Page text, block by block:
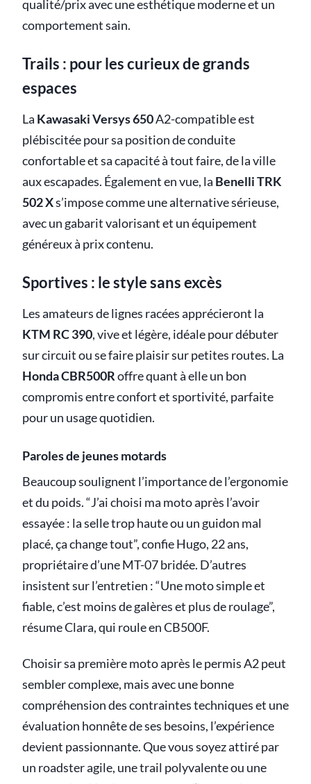
qualité/prix avec une esthétique moderne et un
comportement sain.
Trails : pour les curieux de grands
espaces
La Kawasaki Versys 650A2-compatible est
plébiscitée pour sa position de conduite
confortable et sa capacité à tout faire, de la ville
aux escapades. Également en vue, la Benelli TRK
502 Xs’impose comme une alternative sérieuse,
avec un gabarit valorisant et un équipement
généreux à prix contenu.
Sportives : le style sans excès
Les amateurs de lignes racées apprécieront la
KTM RC 390, vive et légère, idéale pour débuter
sur circuit ou se faire plaisir sur petites routes. La
Honda CBR500Roffre quant à elle un bon
compromis entre confort et sportivité, parfaite
pour un usage quotidien.
Paroles de jeunes motards
Beaucoup soulignent l’importance de l’ergonomie
et du poids. “J’ai choisi ma moto après l’avoir
essayée : la selle trop haute ou un guidon mal
placé, ça change tout”, confie Hugo, 22 ans,
propriétaire d’une MT-07 bridée. D’autres
insistent sur l’entretien : “Une moto simple et
fiable, c’est moins de galères et plus de roulage”,
résume Clara, qui roule en CB500F.
Choisir sa première moto après le permis A2 peut
sembler complexe, mais avec une bonne
compréhension des contraintes techniques et une
évaluation honnête de ses besoins, l’expérience
devient passionnante. Que vous soyez attiré par
un roadster agile, une trail polyvalente ou une